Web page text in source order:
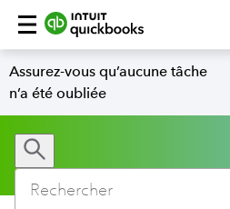
Assurez-vous qu’aucune tâche
n’a été oubliée